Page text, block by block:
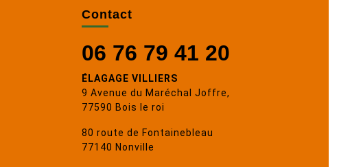
Contact
06 76 79 41 20
ÉLAGAGE VILLIERS
9 Avenue du Maréchal Joffre,
77590 Bois le roi
80 route de Fontainebleau
77140 Nonville